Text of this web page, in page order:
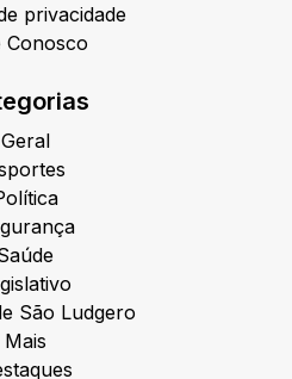
privacidade
Conosco
Geral
São Ludgero
Mais